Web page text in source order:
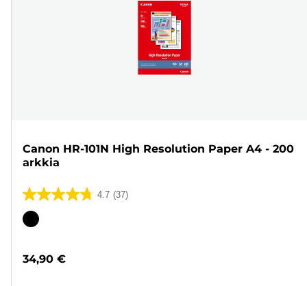
Canon HR-101N High Resolution Paper A4 - 200
arkkia
4.7 (37)
4.7/5
tähteä.
Värikasetti
34,90 €